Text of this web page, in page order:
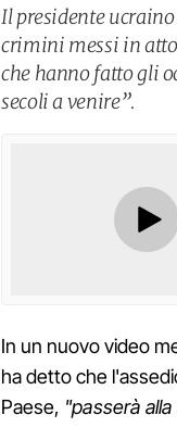
Il presidente
crimini messi in
che hanno fatto gli
secoli a venire”.
In un nuovo video
ha detto che
Paese, "passerà